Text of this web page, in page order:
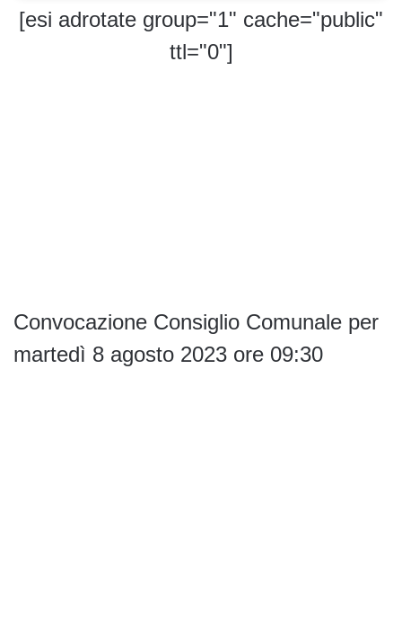
[esi adrotate group="1" cache="public"
ttl="0"]
Convocazione Consiglio Comunale per
martedì 8 agosto 2023 ore 09:30